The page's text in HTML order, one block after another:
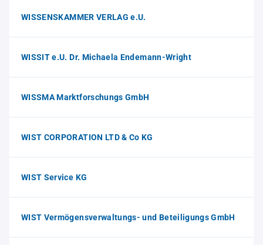
WISSENSKAMMER VERLAG e.U.
WISSIT e.U. Dr. Michaela Endemann-Wright
WISSMA Marktforschungs GmbH
WIST CORPORATION LTD & Co KG
WIST Service KG
WIST Vermögensverwaltungs- und Beteiligungs GmbH